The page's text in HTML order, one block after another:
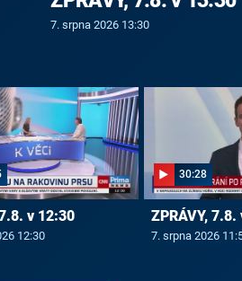
7. srpna 2026 13:30
v 12:30
12:30
30:28
ZPRÁVY, 7.8.
7. srpna 2026